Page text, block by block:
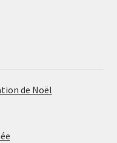
de Noël